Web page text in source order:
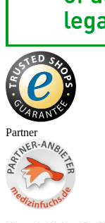
Partner